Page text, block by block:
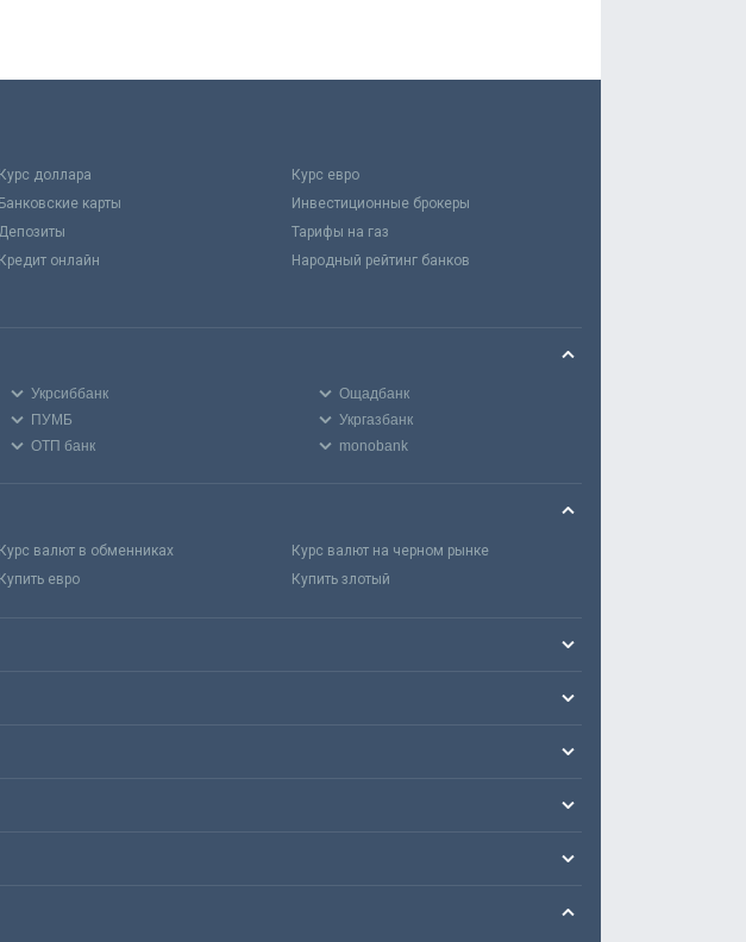
Курс доллара
Курс евро
Банковские карты
Инвестиционные брокеры
Депозиты
Тарифы на газ
Кредит онлайн
Народный рейтинг банков
Укрсиббанк
Ощадбанк
ПУМБ
Укргазбанк
ОТП банк monobank
Курс валют в обменниках
Курс валют на черном рынке
Купить евро Купить злотый